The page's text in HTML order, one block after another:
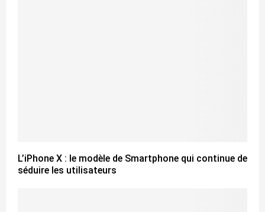
L’iPhone X : le modèle de Smartphone qui continue de
séduire les utilisateurs